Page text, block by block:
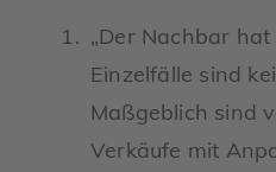
„Der Nachbar hat
Einzelfälle sind
Maßgeblich sind
Verkäufe mit